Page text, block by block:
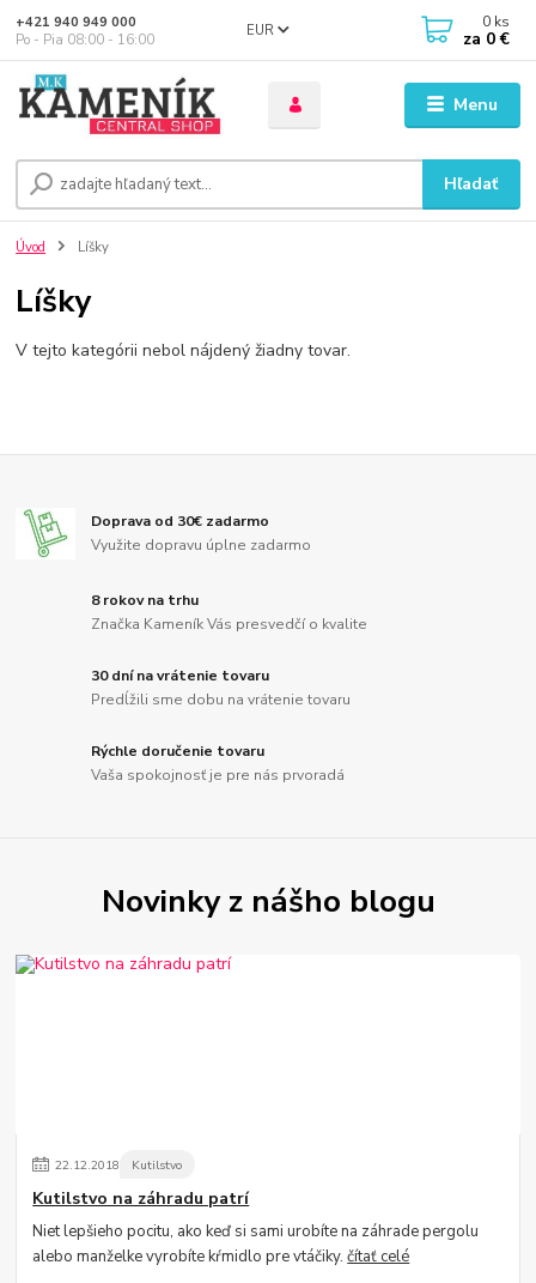
Menu
EUR
Hľadať
+421 940 949 000
Po - Pia 08:00 - 16:00
0 ks
za 0 €
Úvod Líšky
Líšky
V tejto kategórii nebol nájdený žiadny tovar.
Doprava od 30€ zadarmo
Využite dopravu úplne zadarmo
8 rokov na trhu
Značka Kameník Vás presvedčí o kvalite
30 dní na vrátenie tovaru
Predĺžili sme dobu na vrátenie tovaru
Rýchle doručenie tovaru
Vaša spokojnosť je pre nás prvoradá
Novinky z nášho blogu
22.12.2018 Kutilstvo
Kutilstvo na záhradu patrí
Niet lepšieho pocitu, ako keď si sami urobíte na záhrade pergolu
alebo manželke vyrobíte kŕmidlo pre vtáčiky.čítať celé